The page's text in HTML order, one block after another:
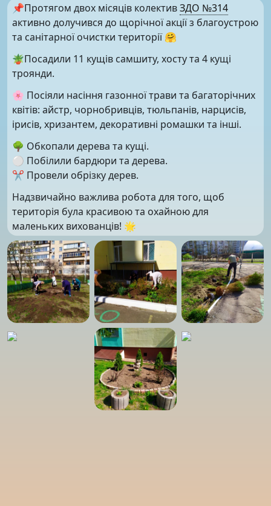
📌Протягом двох місяців колективЗДО №314
активно долучився до щорічної акції з благоустрою
та санітарної очистки території 🤗
🪴Посадили 11 кущів самшиту, хосту та 4 кущі
троянди.
🌸 Посіяли насіння газонної трави та багаторічних
квітів: айстр, чорнобривців, тюльпанів, нарцисів,
ірисів, хризантем, декоративні ромашки та інші.
🌳 Обкопали дерева та кущі.
⚪️ Побілили бардюри та дерева.
✂️ Провели обрізку дерев.
Надзвичайно важлива робота для того, щоб
територія була красивою та охайною для
маленьких вихованців! 🌟